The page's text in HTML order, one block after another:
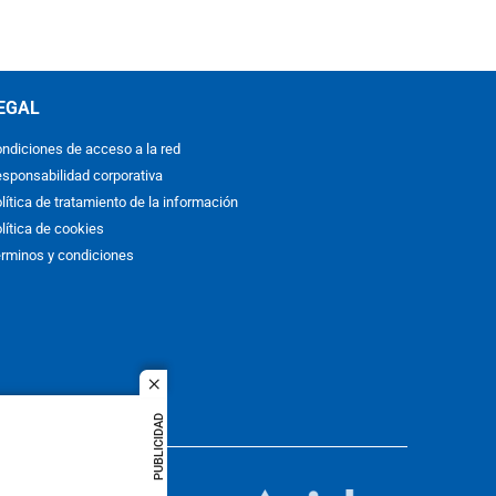
close
PUBLICIDAD
de acceso a la red
corporativa
de tratamiento de la información
de cookies
y condiciones